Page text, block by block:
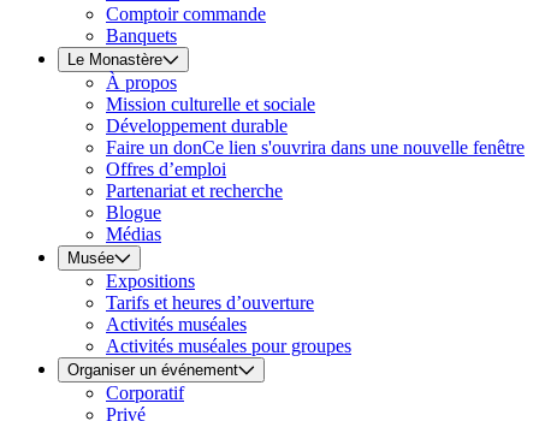
Comptoir commande
Banquets
Le Monastère
À propos
Mission culturelle et sociale
Développement durable
Faire un donCe lien s'ouvrira dans une nouvelle fenêtre
Offres d’emploi
Partenariat et recherche
Blogue
Médias
Musée
Expositions
Tarifs et heures d’ouverture
Activités muséales
Activités muséales pour groupes
Organiser un événement
Corporatif
Privé